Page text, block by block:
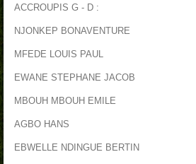
ACCROUPIS G - D :
NJONKEP BONAVENTURE
MFEDE LOUIS PAUL
EWANE STEPHANE JACOB
MBOUH MBOUH EMILE
AGBO HANS
EBWELLE NDINGUE BERTIN